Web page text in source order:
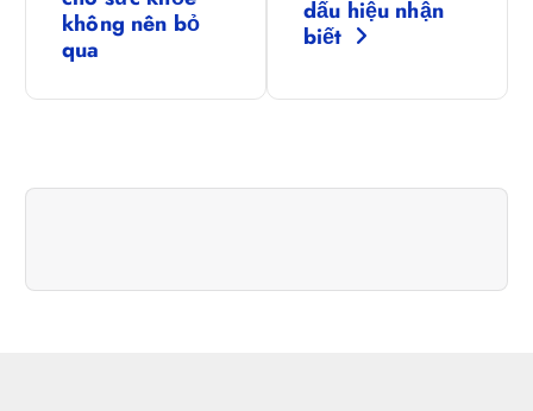
u
ư
ớ
không nên bỏ
qua
dấu hiệu nhận
biết